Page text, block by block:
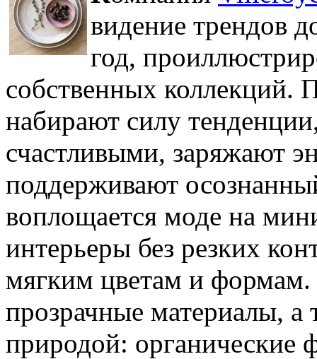
видение трендов
год,
собственных коллекций.
набирают силу
счастливыми, заряжают
поддерживают
воплощается моде на
интерьеры без резких
мягким цветам и
прозрачные материалы, а
природой: органические